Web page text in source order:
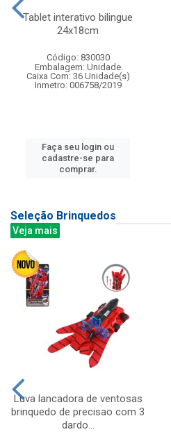
Tablet interativo bilingue
24x18cm
Código: 830030
Embalagem: Unidade
Caixa Com: 36 Unidade(s)
Inmetro: 006758/2019
Faça seu login ou
cadastre-se para
comprar.
Seleção Brinquedos
Veja mais
Luva lancadora de ventosas
brinquedo de precisao com 3
dardo...